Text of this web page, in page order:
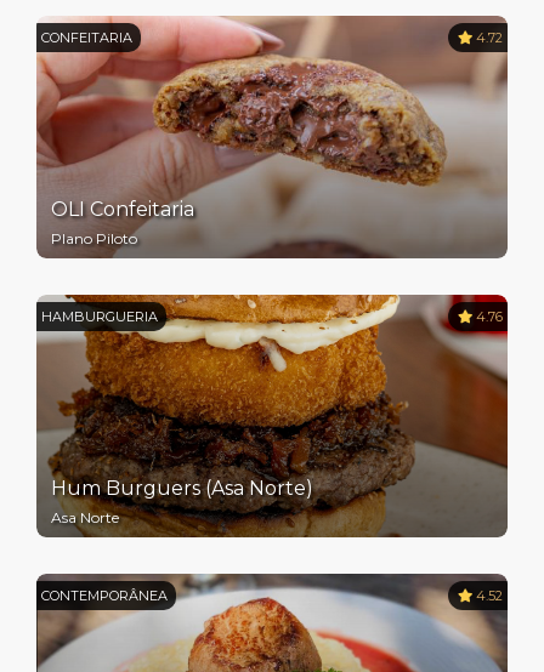
CONFEITARIA 4.72
OLI Confeitaria
Plano Piloto
HAMBURGUERIA 4.76
Hum Burguers (Asa Norte)
Asa Norte
CONTEMPORÂNEA 4.52